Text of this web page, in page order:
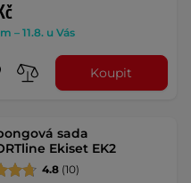
– 11.8. u Vás
Koupit
sada
Ekiset EK2
4.8 (10)